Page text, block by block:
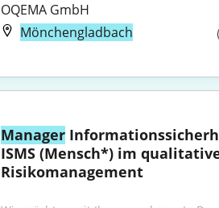
OQEMA GmbH
Mönchengladbach
Manager
ISMS (Mensch*) im
Risikomanagement